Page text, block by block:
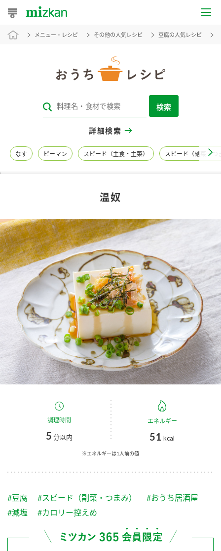
おうちレシピ
レシピカテゴリ一覧
レシピ名特集
商品カテゴリ
酢 調味酢
お酢ドリンク ぽん酢
みりん風・料理酒 鍋用調味料
つゆ たれ
スープ 中華
ふりかけ おすしの素
炊き込みご飯の素 米飯用調味液
新商品一覧
キャンペーン情報
ブランド・スペシャルサイト
ブランド・スペシャルサイト トップ
商品ブランドサイト
Fibee（ファイビー）
くらしプラ酢
お酢ドリンク
つゆ
鍋なび
納豆のサイト
三ツ判山吹
企業情報
国内事業概要
企業理念
ミツカンの歴史
ミツカンを知る
環境への取り組み
お客様相談センター
お客様の声をいかしました
メニュー・レシピ その他の人気レシピ 豆腐の人気レシピ
検索
詳細検索
なす ピーマン スピード（主食・主菜） スピード（副菜・つ
温奴
調理時間
5 分以内
エネルギー
51 kcal
※エネルギーは1人前の値
#豆腐 #スピード（副菜・つまみ）
#おうち居酒屋
#減塩
#カロリー控えめ